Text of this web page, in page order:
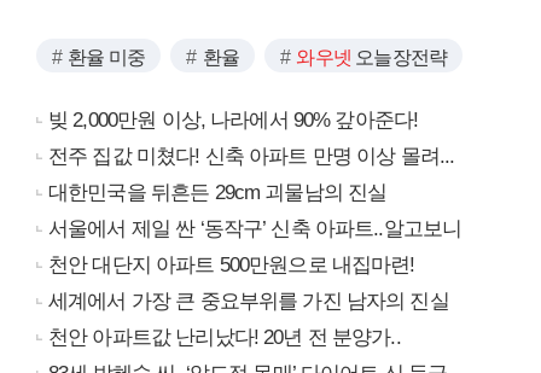
환율 미중 환율 와우넷 오늘장전략
빚 2,000만원 이상, 나라에서 90% 갚아준다!
전주 집값 미쳤다! 신축 아파트 만명 이상 몰려...
대한민국을 뒤흔든 29cm 괴물남의 진실
서울에서 제일 싼 ‘동작구’ 신축 아파트..알고보니
천안 대단지 아파트 500만원으로 내집마련!
세계에서 가장 큰 중요부위를 가진 남자의 진실
천안 아파트값 난리났다! 20년 전 분양가..